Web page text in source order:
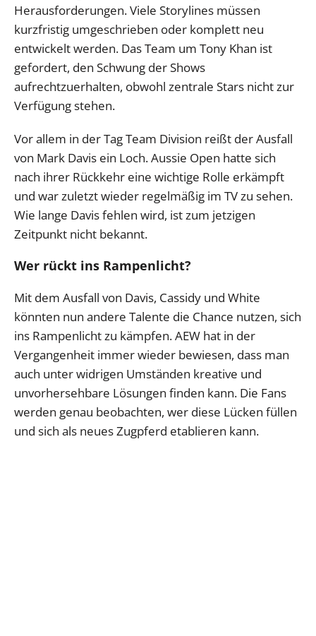
Herausforderungen. Viele Storylines müssen
kurzfristig umgeschrieben oder komplett neu
entwickelt werden. Das Team um Tony Khan ist
gefordert, den Schwung der Shows
aufrechtzuerhalten, obwohl zentrale Stars nicht zur
Verfügung stehen.
Vor allem in der Tag Team Division reißt der Ausfall
von Mark Davis ein Loch. Aussie Open hatte sich
nach ihrer Rückkehr eine wichtige Rolle erkämpft
und war zuletzt wieder regelmäßig im TV zu sehen.
Wie lange Davis fehlen wird, ist zum jetzigen
Zeitpunkt nicht bekannt.
Wer rückt ins Rampenlicht?
Mit dem Ausfall von Davis, Cassidy und White
könnten nun andere Talente die Chance nutzen, sich
ins Rampenlicht zu kämpfen. AEW hat in der
Vergangenheit immer wieder bewiesen, dass man
auch unter widrigen Umständen kreative und
unvorhersehbare Lösungen finden kann. Die Fans
werden genau beobachten, wer diese Lücken füllen
und sich als neues Zugpferd etablieren kann.